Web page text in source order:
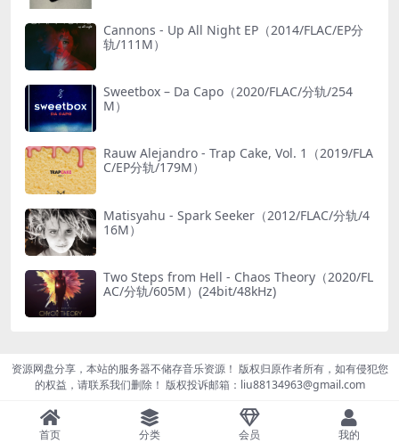
Cannons - Up All Night EP（2014/FLAC/EP分
轨/111M）
Sweetbox – Da Capo（2020/FLAC/分轨/254
M）
Rauw Alejandro - Trap Cake, Vol. 1（2019/FLA
C/EP分轨/179M）
Matisyahu - Spark Seeker（2012/FLAC/分轨/4
16M）
Two Steps from Hell - Chaos Theory（2020/FL
AC/分轨/605M）(24bit/48kHz)
资源网盘分享，本站的服务器不储存音乐资源！ 版权归原作者所有，如有侵犯您
的权益，请联系我们删除！ 版权投诉邮箱：liu88134963@gmail.com
首页 分类 会员 我的